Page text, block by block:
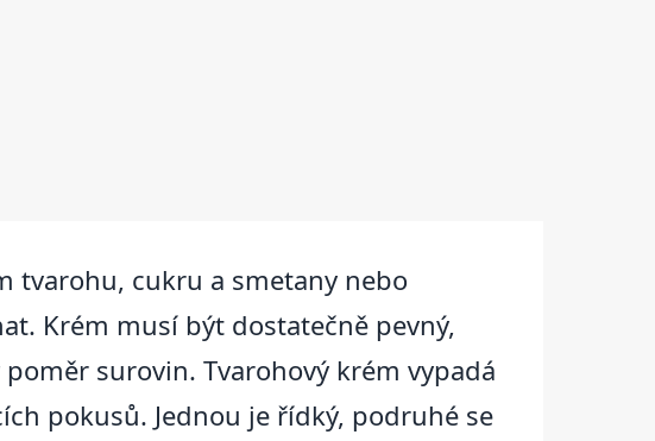
tvarohu, cukru a smetany nebo
Krém musí být dostatečně pevný,
surovin. Tvarohový krém vypadá
pokusů. Jednou je řídký, podruhé se